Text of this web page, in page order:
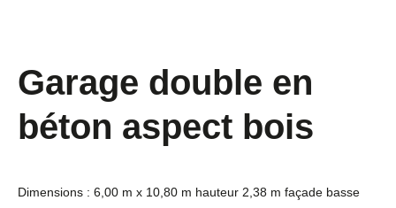
Garage double en
béton aspect bois
Dimensions : 6,00 m x 10,80 m hauteur 2,38 m façade basse